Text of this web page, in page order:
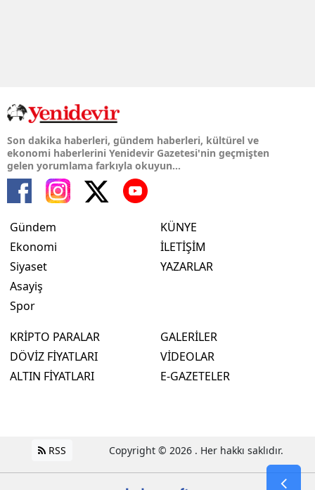
Son dakika haberleri, gündem haberleri, kültürel ve
ekonomi haberlerini Yenidevir Gazetesi'nin geçmişten
gelen yorumlama farkıyla okuyun...
Gündem
Ekonomi
Siyaset
Asayiş
Spor
KÜNYE
İLETİŞİM
YAZARLAR
KRİPTO PARALAR
DÖVİZ FİYATLARI
ALTIN FİYATLARI
GALERİLER
VİDEOLAR
E-GAZETELER
RSS Copyright © 2026 . Her hakkı saklıdır.